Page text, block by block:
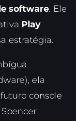
software. Ele
Play
estratégia.
ela
console